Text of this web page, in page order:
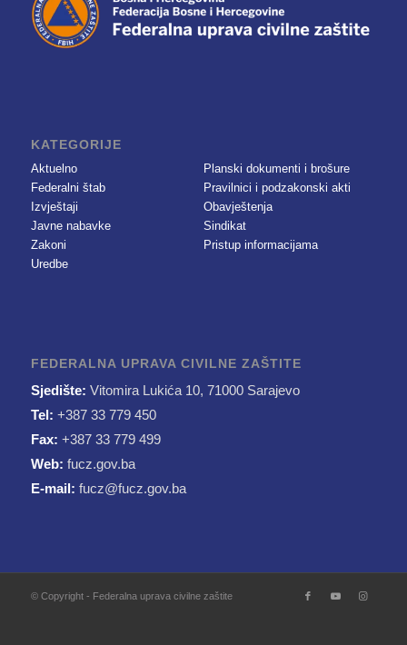
KATEGORIJE
Aktuelno
Federalni štab
Izvještaji
Javne nabavke
Zakoni
Uredbe
Planski dokumenti i brošure
Pravilnici i podzakonski akti
Obavještenja
Sindikat
Pristup informacijama
FEDERALNA UPRAVA CIVILNE ZAŠTITE
Sjedište: Vitomira Lukića 10, 71000 Sarajevo
Tel: +387 33 779 450
Fax: +387 33 779 499
Web: fucz.gov.ba
E-mail: fucz@fucz.gov.ba
© Copyright - Federalna uprava civilne zaštite